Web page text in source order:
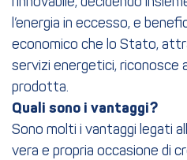
l’energia in eccesso, e
economico che lo Stato,
servizi energetici, riconosce
prodotta.
Quali sono i vantaggi?
Sono molti i vantaggi legati
vera e propria occasione di